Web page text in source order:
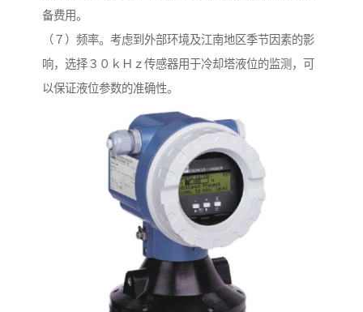
备费用。
（７）频率。考虑到外部环境及江南地区季节因素的影
响，选择３０ｋＨｚ传感器用于冷却塔液位的监测，可
以保证液位参数的准确性。